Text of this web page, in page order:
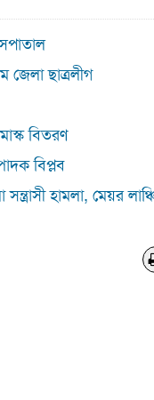
ছাত্রলীগ
বিতরণ
বিপ্লব
হামলা, মেয়র